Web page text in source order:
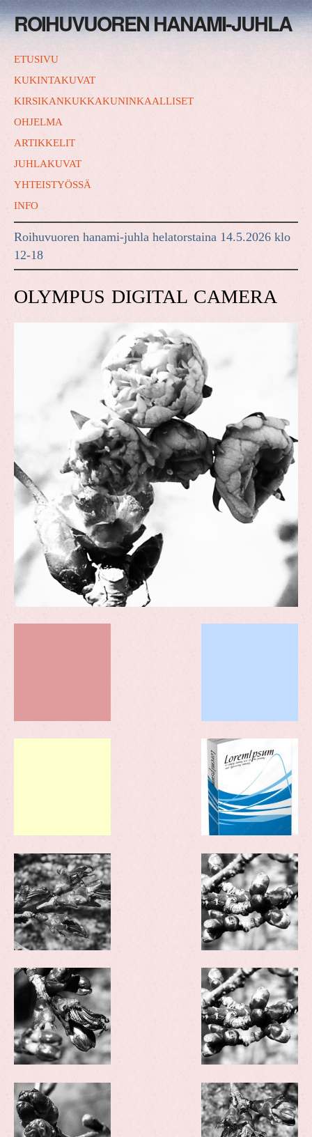
ROIHUVUOREN HANAMI-JUHLA
ETUSIVU
KUKINTAKUVAT
KIRSIKANKUKKAKUNINKAALLISET
OHJELMA
ARTIKKELIT
JUHLAKUVAT
YHTEISTYÖSSÄ
INFO
Roihuvuoren hanami-juhla helatorstaina 14.5.2026 klo
12-18
OLYMPUS DIGITAL CAMERA